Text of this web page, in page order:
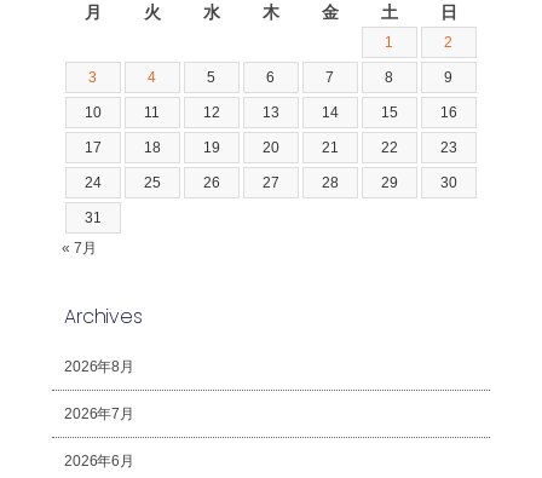
月 火 水 木 金 土 日
1 2
3 4 5 6 7 8 9
10 11 12 13 14 15 16
17 18 19 20 21 22 23
24 25 26 27 28 29 30
31
« 7月
Archives
2026年8月
2026年7月
2026年6月